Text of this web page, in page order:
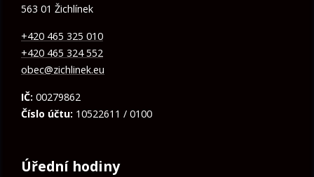
563 01 Žichlínek
+420 465 325 010
+420 465 324 552
obec@zichlinek.eu
IČ: 00279862
Číslo účtu: 10522611 / 0100
Úřední hodiny